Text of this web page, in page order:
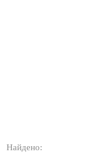
Найдено: